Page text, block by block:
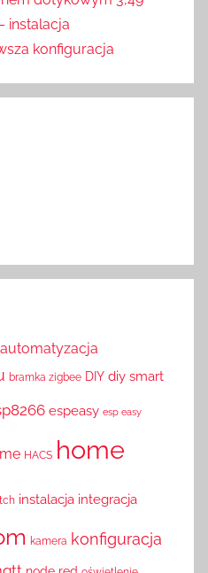
instalacja
konfiguracja
automatyzacja
bramka zigbee DIY diy smart
espeasy esp easy
HACS home
instalacja integracja
kamera konfiguracja